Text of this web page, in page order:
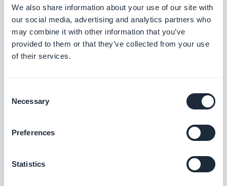
We also share information about your use of our site with
our social media, advertising and analytics partners who
may combine it with other information that you’ve
provided to them or that they’ve collected from your use
of their services.
Selection
Necessary
Preferences
Statistics